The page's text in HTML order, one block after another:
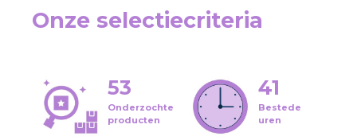
Onze selectiecriteria
53
Onderzochte
producten
41
Bestede
uren